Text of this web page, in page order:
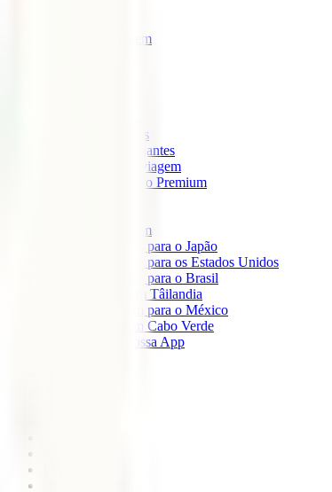
Seguros de Viagem
IATI Escapadinhas
IATI Grandes Viajantes
IATI Anual Multiviagem
IATI Cancelamento Premium
Seguros de Viagem
Seguro de viagem para o Japão
Seguro de viagem para os Estados Unidos
Seguro de viagem para o Brasil
Seguro de Viagem Tâilandia
Seguro de viagem para o México
Seguro de viagem Cabo Verde
Descarregue a nossa App